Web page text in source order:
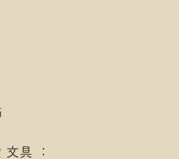
送給爺爺
AlipayHK付款: 請選【Manual
送給爺爺
文具 ：